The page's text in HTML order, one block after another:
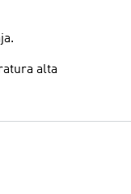
alta